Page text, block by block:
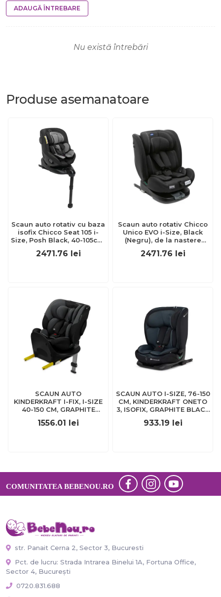
ADAUGĂ ÎNTREBARE
Nu există întrebări
Produse asemanatoare
Scaun auto rotativ cu baza
isofix Chicco Seat 105 i-
Size, Posh Black, 40-105cm,
CHC8711433-8
2471.76 lei
Scaun auto rotativ Chicco
Unico EVO i-Size, Black
(Negru), de la nastere
CHC87030-8_BLACK
2471.76 lei
SCAUN AUTO
KINDERKRAFT I-FIX, I-SIZE
40-150 CM, GRAPHITE
VIVKCIFIX00BLK0000
1556.01 lei
SCAUN AUTO I-SIZE, 76-150
CM, KINDERKRAFT ONETO
3, ISOFIX, GRAPHITE BLACK
933.19 lei
COMUNITATEA BEBENOU.RO
str. Panait Cerna 2, Sector 3, Bucuresti
Pct. de lucru: Strada Intrarea Binelui 1A, Fortuna Office,
Sector 4, București
0720.831.688